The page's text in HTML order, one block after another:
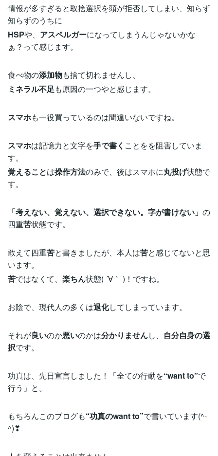
情報が多すぎると取捨選択を頭が拒否してしまい、知らず
知らずのうちに
HSPや、 アスペルガーになってしまうんじゃないかな
ぁ？って感じます。
食べ物の添加物も捨て切れませんし、
ミネラル不足も原因の一つやと感じます。
スマホも一役買っているのは間違いないですね。
スマホは記憶力と文字を手で書く ことをを阻害していま
す。
覚えることは操作方法のみで、後はスマホに丸投げ状態で
す。
「考えない、覚えない、選択できない。字が書けない」 の
四重苦状態です。
敢えて四重苦と書きましたが、本人は苦と感じてないと思
います。
苦ではなくて、 楽ちん状態( ´∀｀ )！ですね。
お陰で、現代人の多くは退化してしまっています。
それが良いのか悪いのかは分かりませんし、 自分自身の選
択です。
功真は、先日宣言しました！「全ての行動を“want to”で
行う」と。
もちろんこのブログも“功真のwant to”で書いています(^-
^)❣